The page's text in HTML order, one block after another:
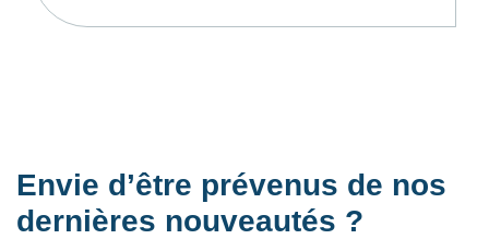
Envie d’être prévenus de nos
dernières nouveautés ?